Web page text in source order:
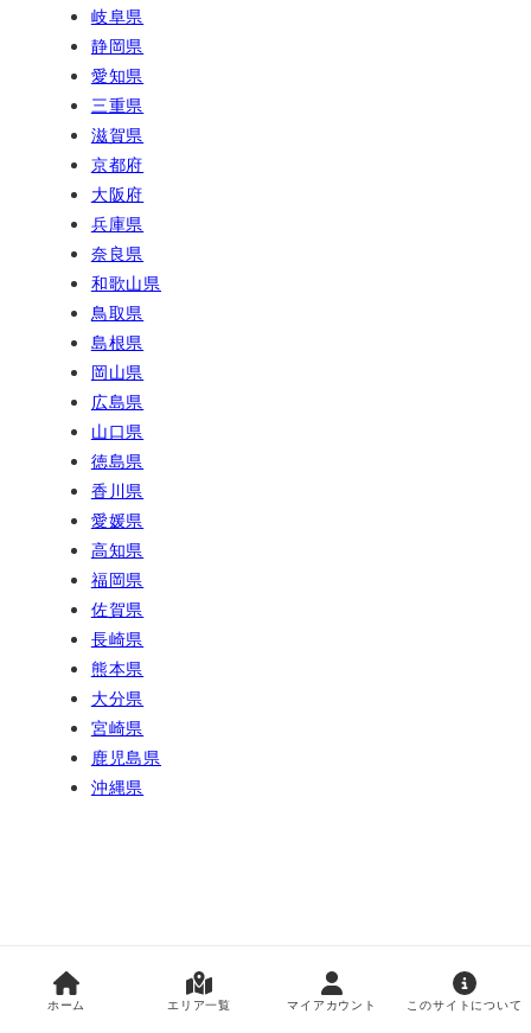
岐阜県
静岡県
愛知県
三重県
滋賀県
京都府
大阪府
兵庫県
奈良県
和歌山県
鳥取県
島根県
岡山県
広島県
山口県
徳島県
香川県
愛媛県
高知県
福岡県
佐賀県
長崎県
熊本県
大分県
宮崎県
鹿児島県
沖縄県
防災メール アーカイブ
ホーム エリア一覧 マイアカウント このサイトについて